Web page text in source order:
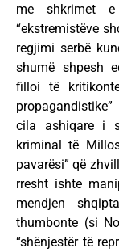
me shkrimet
“ekstremistëve
regjimi serbë
shumë shpesh
filloi të
cila ashiqare i
kriminal të
pavarësi” që
rresht ishte
mendjen
thumbonte (si
“shënjestër të